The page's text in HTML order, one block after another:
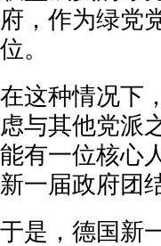
府，作为绿党
位。
在这种情况下
虑与其他党派
能有一位核心
新一届政府团
于是，德国新